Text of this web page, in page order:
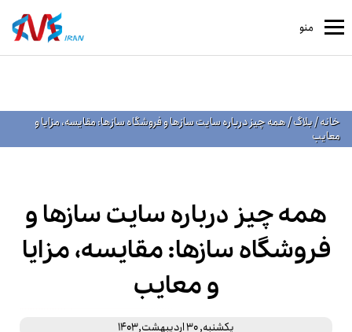
منو
خانه/بلاگ/همه چیز درباره سایت سازها و فروشگاه سازها: مقایسه، مزایا و
معایب
همه چیز درباره سایت سازها و
فروشگاه سازها: مقایسه، مزایا
و معایب
یکشنبه, 30 اردیبهشت,1403